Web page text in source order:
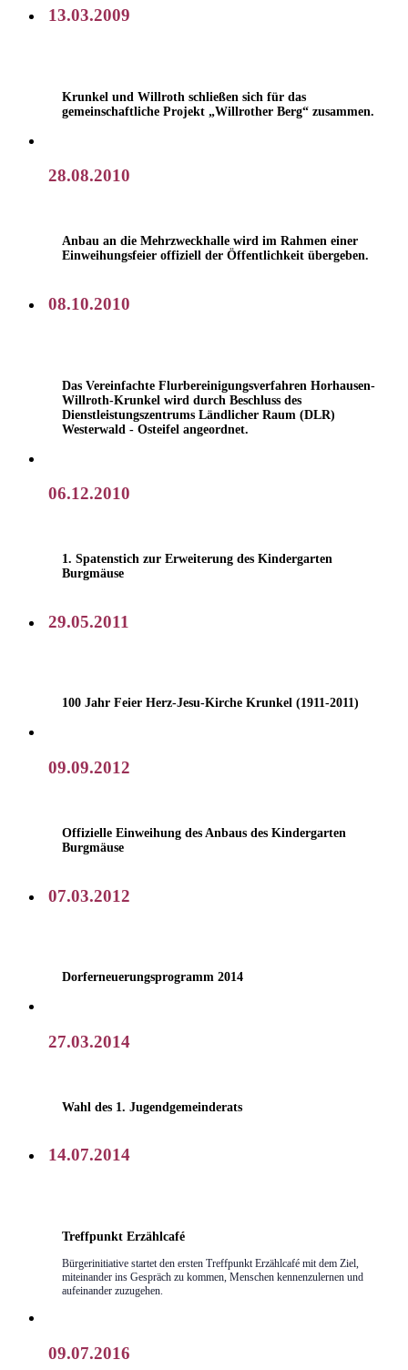
13.03.2009
Krunkel und Willroth schließen sich für das
gemeinschaftliche Projekt „Willrother Berg“ zusammen.
28.08.2010
Anbau an die Mehrzweckhalle wird im Rahmen einer
Einweihungsfeier offiziell der Öffentlichkeit übergeben.
08.10.2010
Das Vereinfachte Flurbereinigungsverfahren Horhausen-
Willroth-Krunkel wird durch Beschluss des
Dienstleistungszentrums Ländlicher Raum (DLR)
Westerwald - Osteifel angeordnet.
06.12.2010
1. Spatenstich zur Erweiterung des Kindergarten
Burgmäuse
29.05.2011
100 Jahr Feier Herz-Jesu-Kirche Krunkel (1911-2011)
09.09.2012
Offizielle Einweihung des Anbaus des Kindergarten
Burgmäuse
07.03.2012
Dorferneuerungsprogramm 2014
27.03.2014
Wahl des 1. Jugendgemeinderats
14.07.2014
Treffpunkt Erzählcafé
Bürgerinitiative startet den ersten Treffpunkt Erzählcafé mit dem Ziel,
miteinander ins Gespräch zu kommen, Menschen kennenzulernen und
aufeinander zuzugehen.
09.07.2016